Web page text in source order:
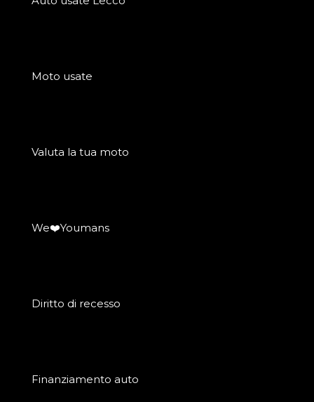
Moto usate
Valuta la tua moto
We❤️Youmans
Diritto di recesso
Finanziamento auto